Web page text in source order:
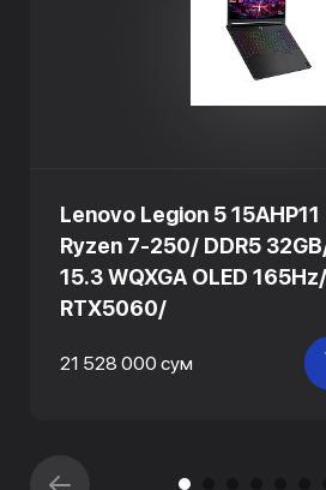
Lenovo Legion 5 15AHP11
Ryzen 7-250/ DDR5
15.3 WQXGA OLED
RTX5060/
21 528 000 сум